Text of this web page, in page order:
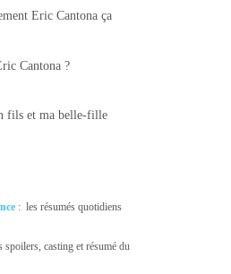
Eric Cantona ça
Cantona ?
fils et ma belle-fille
: les résumés quotidiens
spoilers, casting et résumé du